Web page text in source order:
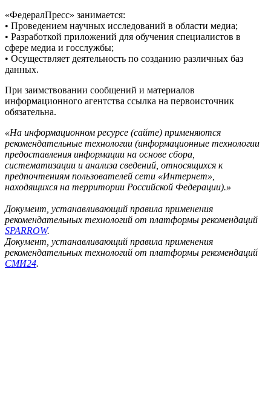
«ФедералПресс» занимается:
• Проведением научных исследований в области медиа;
• Разработкой приложений для обучения специалистов в
сфере медиа и госслужбы;
• Осуществляет деятельность по созданию различных баз
данных.
При заимствовании сообщений и материалов
информационного агентства ссылка на первоисточник
обязательна.
«На информационном ресурсе (сайте) применяются
рекомендательные технологии (информационные технологии
предоставления информации на основе сбора,
систематизации и анализа сведений, относящихся к
предпочтениям пользователей сети «Интернет»,
находящихся на территории Российской Федерации).»
Документ, устанавливающий правила применения
рекомендательных технологий от платформы рекомендаций
SPARROW.
Документ, устанавливающий правила применения
рекомендательных технологий от платформы рекомендаций
СМИ24.